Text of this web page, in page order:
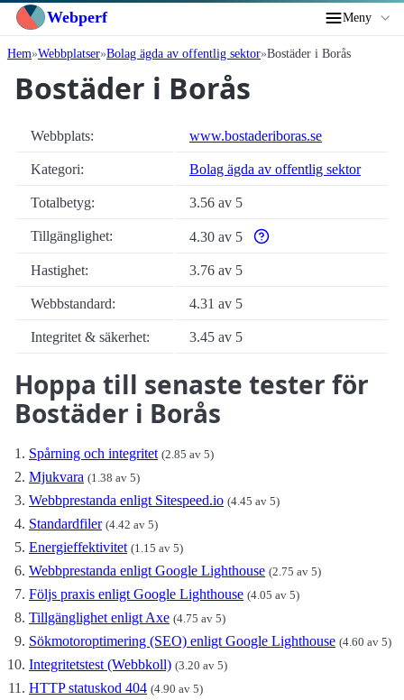
Webperf Meny
Hem Webbplatser Bolag ägda av offentlig sektor Bostäder i Borås
Bostäder i Borås
Webbplats: www.bostaderiboras.se
Kategori: Bolag ägda av offentlig sektor
Totalbetyg: 3.56 av 5
Tillgänglighet: 4.30 av 5
Varför enbart
Hastighet:
3.76 av 5
Webbstandard: 4.31 av 5
Integritet & säkerhet: 3.45 av 5
Hoppa till senaste tester för
Bostäder i Borås
Spårning och integritet (2.85 av 5)
Mjukvara (1.38 av 5)
Webbprestanda enligt Sitespeed.io (4.45 av 5)
Standardfiler (4.42 av 5)
Energieffektivitet (1.15 av 5)
Webbprestanda enligt Google Lighthouse (2.75 av 5)
Följs praxis enligt Google Lighthouse (4.05 av 5)
Tillgänglighet enligt Axe (4.75 av 5)
Sökmotoroptimering (SEO) enligt Google Lighthouse (4.60 av 5)
Integritetstest (Webbkoll) (3.20 av 5)
HTTP statuskod 404 (4.90 av 5)